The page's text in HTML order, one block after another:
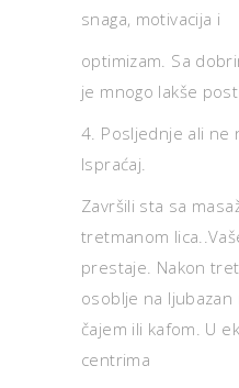
snaga, motivacija i
optimizam. Sa
je mnogo lakše
4. Posljednje ali ne
Ispraćaj.
Završili sta sa
tretmanom
prestaje. Nakon
osoblje na
čajem ili kafom. U
centrima